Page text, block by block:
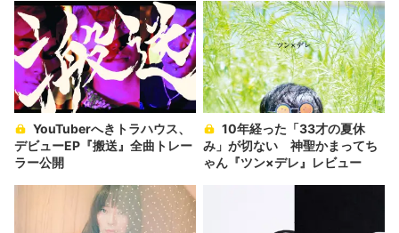
デビューEP『搬送』全曲トレー
ラー公開
み」が切ない 神聖かまってち
ゃん『ツン×デレ』レビュー